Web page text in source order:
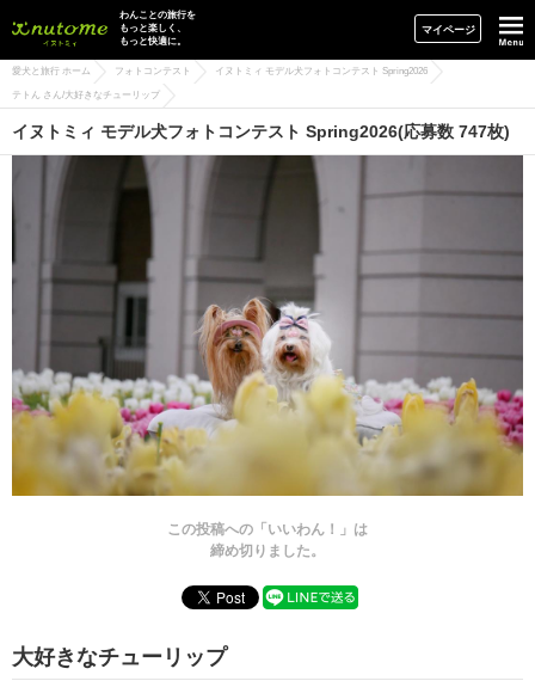
イヌトミィ
わんことの旅行を
もっと楽しく、
もっと快適に。
マイページ
愛犬と旅行 ホーム フォトコンテスト イヌトミィ モデル犬フォトコンテスト Spring2026
テトん さん/大好きなチューリップ
イヌトミィ モデル犬フォトコンテスト Spring2026(応募数 747枚)
この投稿への「いいわん！」は
締め切りました。
大好きなチューリップ